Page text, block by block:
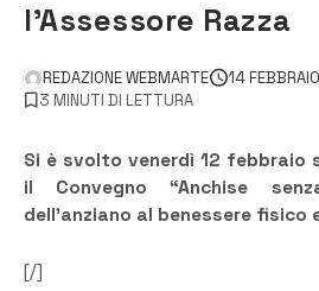
l’Assessore Razza
REDAZIONE WEBMARTE 14
3 MINUTI DI LETTURA
Si è svolto venerdì 12 febbraio
il Convegno “Anchise
dell’anziano al benessere fisico
[/]